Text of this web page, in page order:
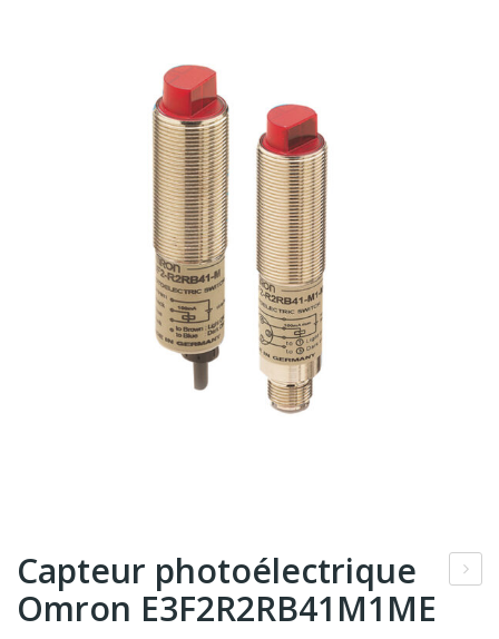
Capteur photoélectrique
Omron E3F2R2RB41M1ME